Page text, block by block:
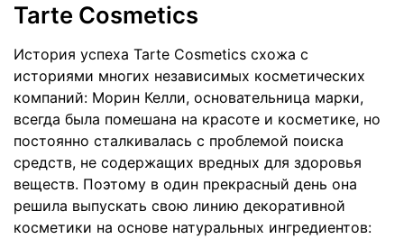
Tarte Cosmetics
История успеха Tarte Cosmetics схожа с
историями многих независимых косметических
компаний: Морин Келли, основательница марки,
всегда была помешана на красоте и косметике, но
постоянно сталкивалась с проблемой поиска
средств, не содержащих вредных для здоровья
веществ. Поэтому в один прекрасный день она
решила выпускать свою линию декоративной
косметики на основе натуральных ингредиентов: